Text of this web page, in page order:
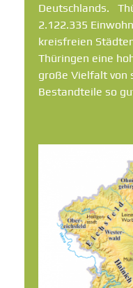
Deutschlands.
2.122.335
kreisfreien
Thüringen eine
große Vielfalt von
Bestandteile so